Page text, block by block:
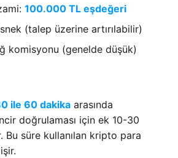
100.000 TL eşdeğeri
(talep üzerine artırılabilir)
komisyonu (genelde düşük)
ile 60 dakika arasında
doğrulaması için ek 10-30
Bu süre kullanılan kripto para